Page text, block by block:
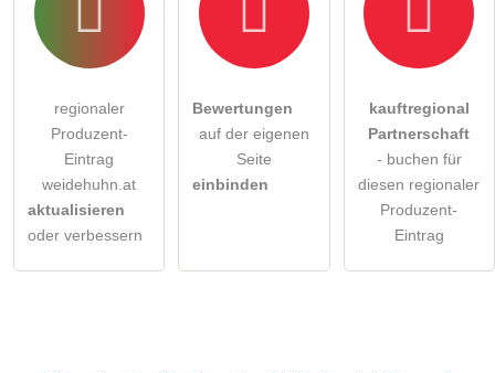
regionaler
Produzent-
Eintrag
weidehuhn.at
aktualisieren
oder verbessern
Bewertungen
auf der eigenen
Seite
einbinden
kauftregional
Partnerschaft
- buchen für
diesen regionaler
Produzent-
Eintrag